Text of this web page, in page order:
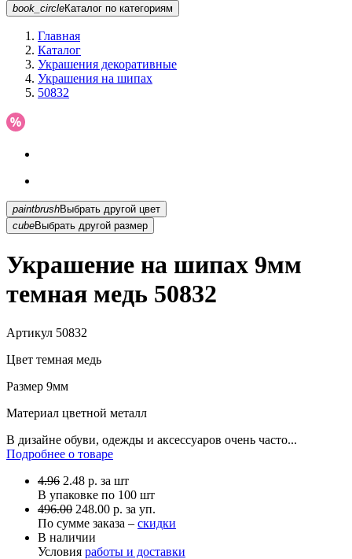
book_circleКаталог по категориям
Главная
Каталог
Украшения декоративные
Украшения на шипах
50832
paintbrush
Выбрать другой цвет
cubeВыбрать другой размер
Украшение на шипах 9мм
темная медь 50832
Артикул 50832
Цвет темная медь
Размер 9мм
Материал цветной металл
В дизайне обуви, одежды и аксессуаров очень часто...
Подробнее о товаре
4.96 2.48 р. за шт
В упаковке по 100 шт
496.00 248.00 р. за уп.
По сумме заказа – скидки
В наличии
Условия работы и доставки